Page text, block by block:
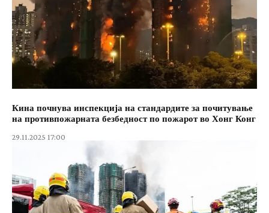
Кина почнува инспекција на стандардите за почитување
на противпожарната безбедност по пожарот во Хонг Конг
29.11.2025 17:00